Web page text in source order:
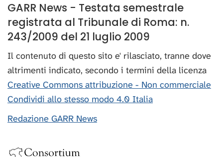
GARR News - Testata semestrale
registrata al Tribunale di Roma: n.
243/2009 del 21 luglio 2009
Il contenuto di questo sito e' rilasciato, tranne dove
altrimenti indicato, secondo i termini della licenza
Creative Commons attribuzione - Non commerciale
Condividi allo stesso modo 4.0 Italia
Redazione GARR News